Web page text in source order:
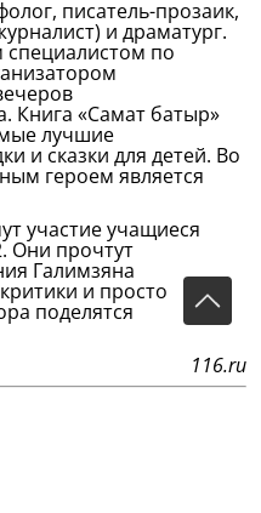
писатель-прозаик,
и драматург.
по
Книга «Самат батыр»
лучшие
и сказки для детей. Во
героем является
участие учащиеся
Они прочтут
Галимзяна
и просто
поделятся
116.ru